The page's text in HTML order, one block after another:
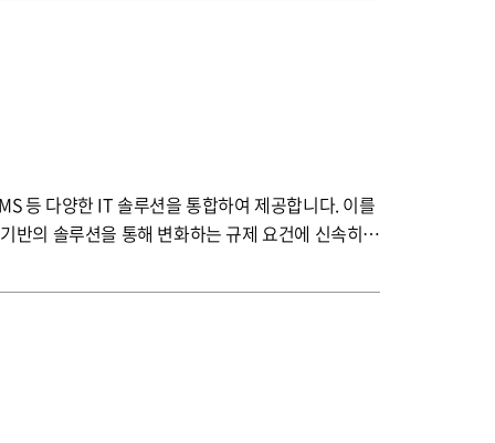
반의 솔루션을 통해 변화하는 규제 요건에 신속히
게 하여 투명성과 책임성을 높입니다. 이러한 일관